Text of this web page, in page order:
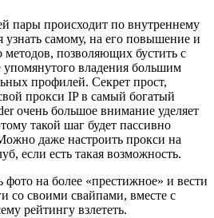
пары происходит по внутреннему
узнать самому, на его повышение и
позволяющих бустить с
владения большим
профилей. Секрет прост,
прокси IP в самый богатый
очень большое внимание уделяет
такой шаг будет пассивно
даже настроить прокси на
если есть такая возможность.
фото на более «престижное» и вести
со своими свайпами, вместе с
рейтингу взлететь.